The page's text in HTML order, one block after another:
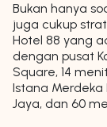
Bukan hanya
juga cukup
Hotel 88 yang
dengan pusat
Square, 14
Istana Merdeka
Jaya, dan 60